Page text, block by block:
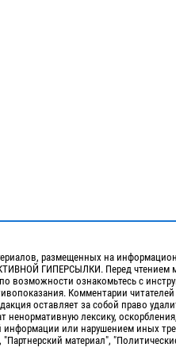
размещенных на
ГИПЕРСЫЛКИ. Перед чтением
возможности ознакомьтесь с
Комментарии
оставляет за собой право
ненормативную лексику,
информации или нарушением иных
материал",